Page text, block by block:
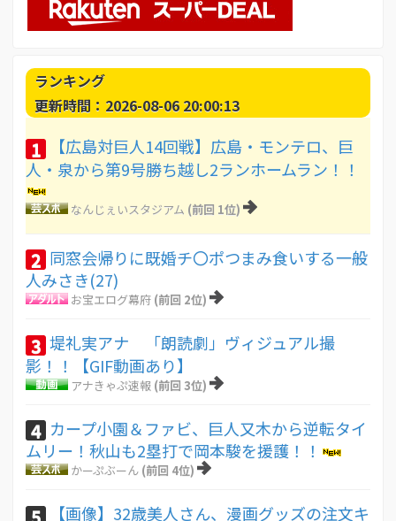
ランキング
更新時間：2026-08-06 20:00:13
1
【広島対巨人14回戦】広島・モンテロ、巨
人・泉から第9号勝ち越し2ランホームラン！！
なんじぇいスタジアム (前回 1位)
2 同窓会帰りに既婚チ〇ポつまみ食いする一般
人みさき(27)
お宝エログ幕府 (前回 2位)
3 堤礼実アナ 「朗読劇」ヴィジュアル撮
影！！【GIF動画あり】
アナきゃぷ速報 (前回 3位)
4 カープ小園＆ファビ、巨人又木から逆転タイ
ムリー！秋山も2塁打で岡本駿を援護！！
かーぷぶーん (前回 4位)
【画像】32歳美人さん、漫画グッズの注文キ